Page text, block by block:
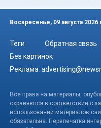
Воскресенье, 09 августа 2026
Теги Обратная связь
Без картинок
Реклама:
Все права на материалы,
охраняются в соответствии с
использовании материалов
обязательна. Перепечатка